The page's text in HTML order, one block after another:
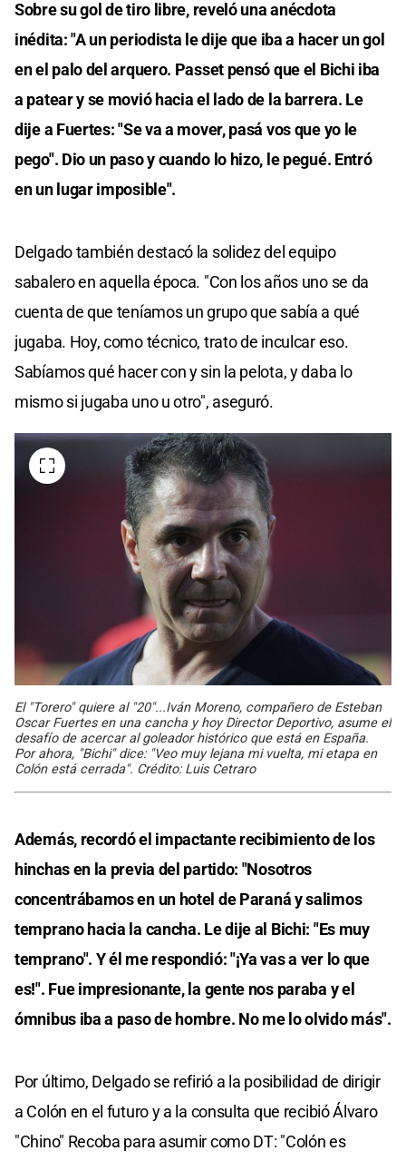
Sobre su gol de tiro libre, reveló una anécdota
inédita: "A un periodista le dije que iba a hacer un gol
en el palo del arquero. Passet pensó que el Bichi iba
a patear y se movió hacia el lado de la barrera. Le
dije a Fuertes: "Se va a mover, pasá vos que yo le
pego". Dio un paso y cuando lo hizo, le pegué. Entró
en un lugar imposible".
Delgado también destacó la solidez del equipo
sabalero en aquella época. "Con los años uno se da
cuenta de que teníamos un grupo que sabía a qué
jugaba. Hoy, como técnico, trato de inculcar eso.
Sabíamos qué hacer con y sin la pelota, y daba lo
mismo si jugaba uno u otro", aseguró.
El "Torero" quiere al "20"...Iván Moreno, compañero de Esteban
Oscar Fuertes en una cancha y hoy Director Deportivo, asume el
desafío de acercar al goleador histórico que está en España.
Por ahora, "Bichi" dice: "Veo muy lejana mi vuelta, mi etapa en
Colón está cerrada". Crédito: Luis Cetraro
Además, recordó el impactante recibimiento de los
hinchas en la previa del partido: "Nosotros
concentrábamos en un hotel de Paraná y salimos
temprano hacia la cancha. Le dije al Bichi: "Es muy
temprano". Y él me respondió: "¡Ya vas a ver lo que
es!". Fue impresionante, la gente nos paraba y el
ómnibus iba a paso de hombre. No me lo olvido más".
Por último, Delgado se refirió a la posibilidad de dirigir
a Colón en el futuro y a la consulta que recibió Álvaro
"Chino" Recoba para asumir como DT: "Colón es